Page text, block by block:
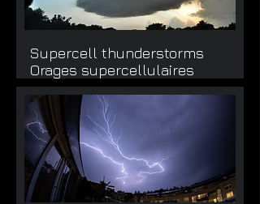
Supercell thunderstorms
Orages supercellulaires